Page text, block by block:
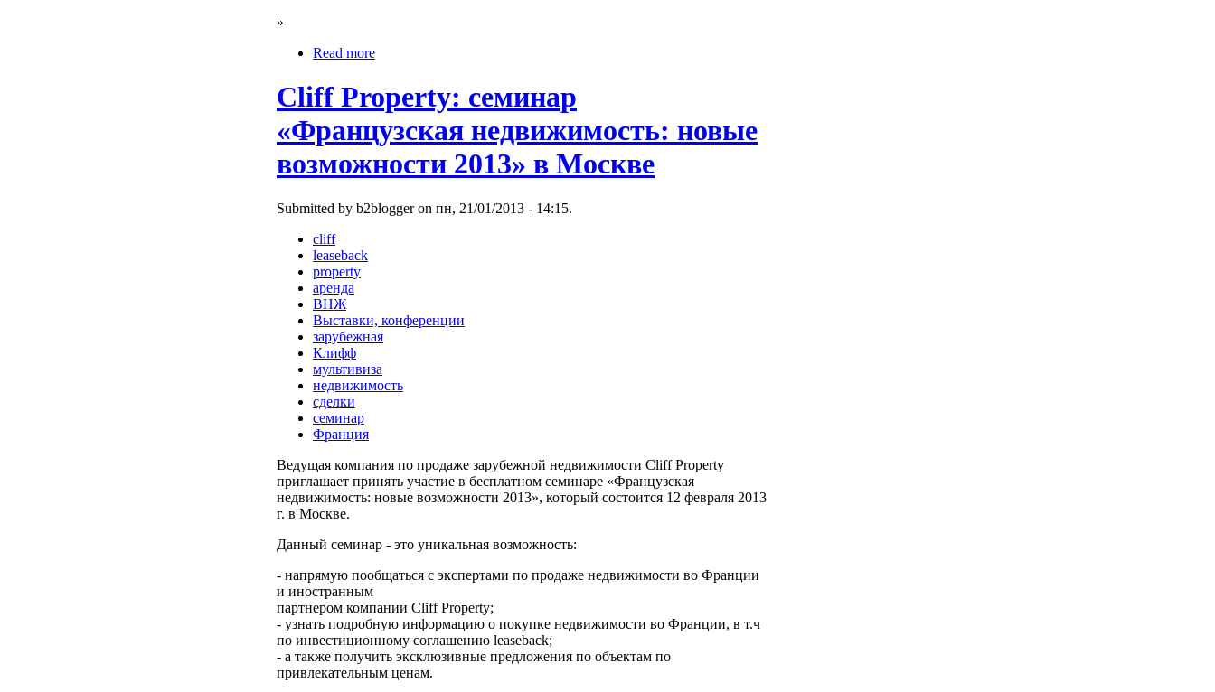
»
Read more
Cliff Property: семинар
«Французская недвижимость: новые
возможности 2013» в Москве
Submitted by b2blogger on пн, 21/01/2013 - 14:15.
cliff
leaseback
property
аренда
ВНЖ
Выставки, конференции
зарубежная
Клифф
мультивиза
недвижимость
сделки
семинар
Франция
Ведущая компания по продаже зарубежной недвижимости Cliff Property
приглашает принять участие в бесплатном семинаре «Французская
недвижимость: новые возможности 2013», который состоится 12 февраля 2013
г. в Москве.
Данный семинар - это уникальная возможность:
- напрямую пообщаться с экспертами по продаже недвижимости во Франции
и иностранным
партнером компании Cliff Property;
- узнать подробную информацию о покупке недвижимости во Франции, в т.ч
по инвестиционному соглашению leaseback;
- а также получить эксклюзивные предложения по объектам по
привлекательным ценам.